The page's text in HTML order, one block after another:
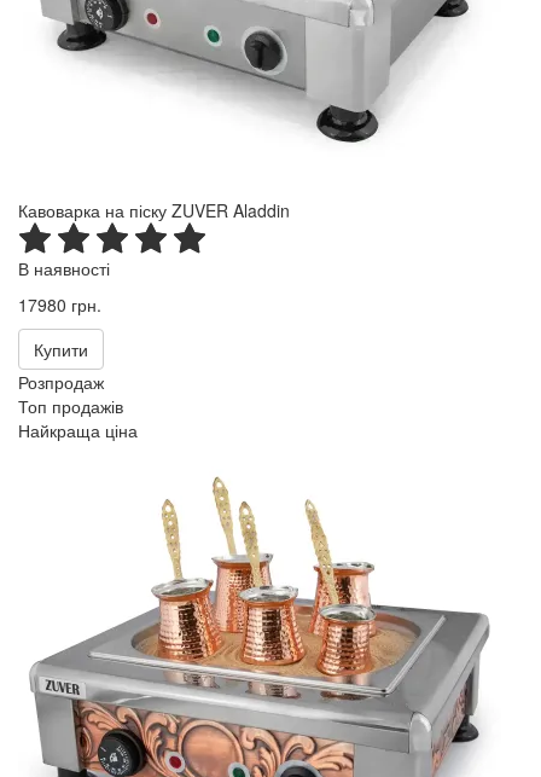
Кавоварка на піску ZUVER Aladdin
В наявності
17980 грн.
Купити
Розпродаж
Топ продажів
Найкраща ціна